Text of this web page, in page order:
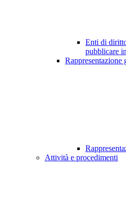
Enti di
pubblicare
Rappresentazione
Attività e procedimenti